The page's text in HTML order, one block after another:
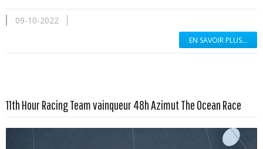
09-10-2022
EN SAVOIR PLUS...
11th Hour Racing Team vainqueur 48h Azimut The Ocean Race